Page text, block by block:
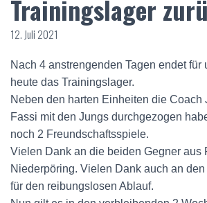
Trainingslager
12. Juli 2021
Nach 4 anstrengenden Tagen endet für
heute das Trainingslager.
Neben den harten Einheiten die Coach
Fassi mit den Jungs durchgezogen
noch 2 Freundschaftsspiele.
Vielen Dank an die beiden Gegner aus
Niederpöring. Vielen Dank auch an
für den reibungslosen Ablauf.